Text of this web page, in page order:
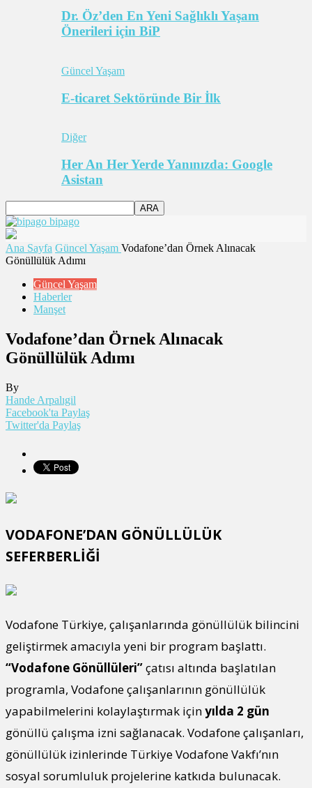
Dr. Öz’den En Yeni Sağlıklı Yaşam
Önerileri için BiP
Güncel Yaşam
E-ticaret Sektöründe Bir İlk
Diğer
Her An Her Yerde Yanınızda: Google
Asistan
bipago
Ana Sayfa Güncel Yaşam Vodafone’dan Örnek Alınacak
Gönüllülük Adımı
Güncel Yaşam
Haberler
Manşet
Vodafone’dan Örnek Alınacak
Gönüllülük Adımı
By
Hande Arpalıgil
Facebook'ta Paylaş
Twitter'da Paylaş
VODAFONE’DAN GÖNÜLLÜLÜK
SEFERBERLİĞİ
Vodafone Türkiye, çalışanlarında gönüllülük bilincini
geliştirmek amacıyla yeni bir program başlattı.
“Vodafone Gönüllüleri”çatısı altında başlatılan
programla, Vodafone çalışanlarının gönüllülük
yapabilmelerini kolaylaştırmak içinyılda 2 gün
gönüllü çalışma izni sağlanacak. Vodafone çalışanları,
gönüllülük izinlerinde Türkiye Vodafone Vakfı’nın
sosyal sorumluluk projelerine katkıda bulunacak.